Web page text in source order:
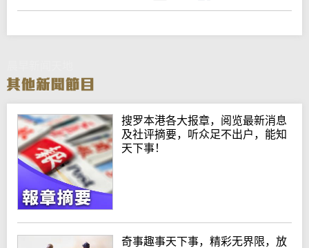
搜罗本港各大报章，阅览最新消息
及社评摘要，听众足不出户，能知
天下事！
奇事趣事天下事，精彩无界限，放